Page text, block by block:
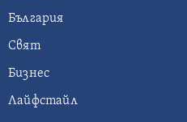
България
Свят
Бизнес
Лайфстайл